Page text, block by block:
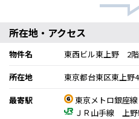
所在地・アクセス
物件名
東西ビル東上野 2階
所在地
東京都台東区東上野
最寄駅
東京メトロ銀座
ＪＲ山手線 上野